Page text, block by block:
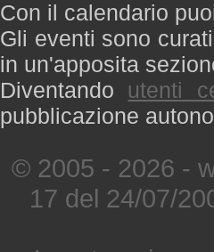
Con il calendario
Gli eventi sono
in un'apposita
Diventando utenti
pubblicazione
© 2005 - 2026 -
17 del 24/07/